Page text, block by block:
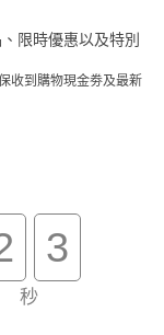
支援
限時優惠以及特別
收到購物現金劵及最新
3
秒